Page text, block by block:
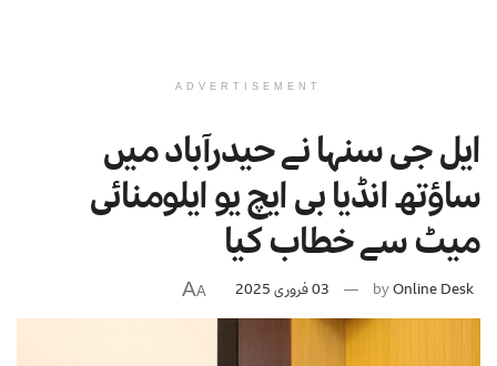
ADVERTISEMENT
ایل جی سنہا نے حیدرآباد میں
ساؤتھ انڈیا بی ایچ یو ایلومنائی
میٹ سے خطاب کیا
byOnline Desk 03 فروری 2025 A
A